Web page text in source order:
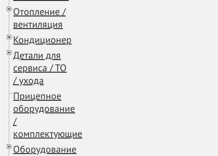
Отопление /
вентиляция
Кондиционер
Детали для
сервиса / ТО
/ ухода
Прицепное
оборудование
/
комплектующие
Оборудование